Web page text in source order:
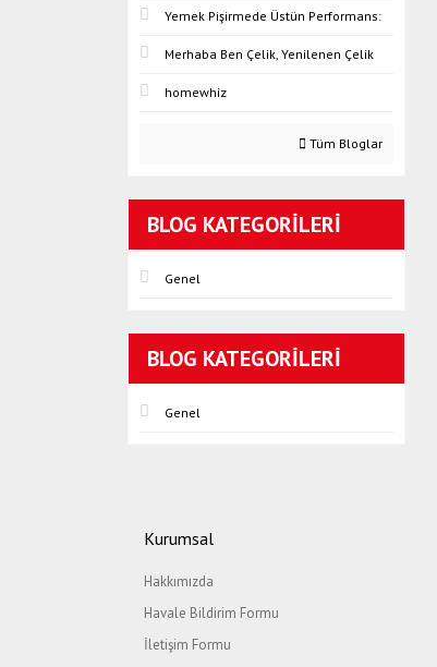
Yemek Pişirmede Üstün Performans:
Merhaba Ben Çelik, Yenilenen Çelik
homewhiz
Tüm Bloglar
BLOG KATEGORILERI
Genel
BLOG KATEGORILERI
Genel
Kurumsal
Hakkımızda
Havale Bildirim Formu
İletişim Formu